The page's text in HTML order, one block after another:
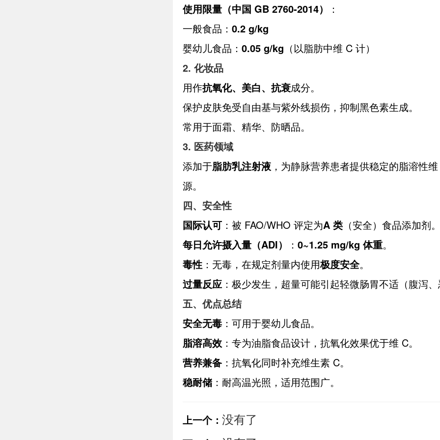
使用限量（中国 GB 2760-2014）
：
一般食品： 0.2 g/kg
婴幼儿食品： 0.05 g/kg （以脂肪中维 C 计）
2. 化妆品
用作抗氧化、美白、抗衰成分。
保护皮肤免受自由基与紫外线损伤，抑制黑色素生成。
常用于面霜、精华、防晒品。
3. 医药领域
添加于脂肪乳注射液 ，为静脉营养患者提供稳定的脂溶性
源。
四、安全性
国际认可 ：被 FAO/WHO 评定为A 类 （安全）食品添加剂
每日允许摄入量（ADI）
： 0~1.25 mg/kg 体重。
毒性 ：无毒，在规定剂量内使用极度安全。
过量反应 ：极少发生，超量可能引起轻微肠胃不适（腹泻
五、优点总结
安全无毒 ：可用于婴幼儿食品。
脂溶高效 ：专为油脂食品设计，抗氧化效果优于维 C。
营养兼备 ：抗氧化同时补充维生素 C。
稳耐储 ：耐高温光照，适用范围广。
上一个： 没有了